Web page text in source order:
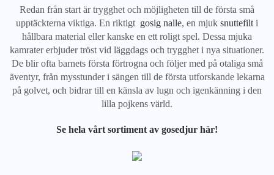
Redan från start är trygghet och möjligheten till de första små
upptäckterna viktiga. En riktigt gosig nalle, en mjuk snuttefilt i
hållbara material eller kanske en ett roligt spel. Dessa mjuka
kamrater erbjuder tröst vid läggdags och trygghet i nya situationer.
De blir ofta barnets första förtrogna och följer med på otaliga små
äventyr, från mysstunder i sängen till de första utforskande lekarna
på golvet, och bidrar till en känsla av lugn och igenkänning i den
lilla pojkens värld.
Se hela vårt sortiment av gosedjur här!